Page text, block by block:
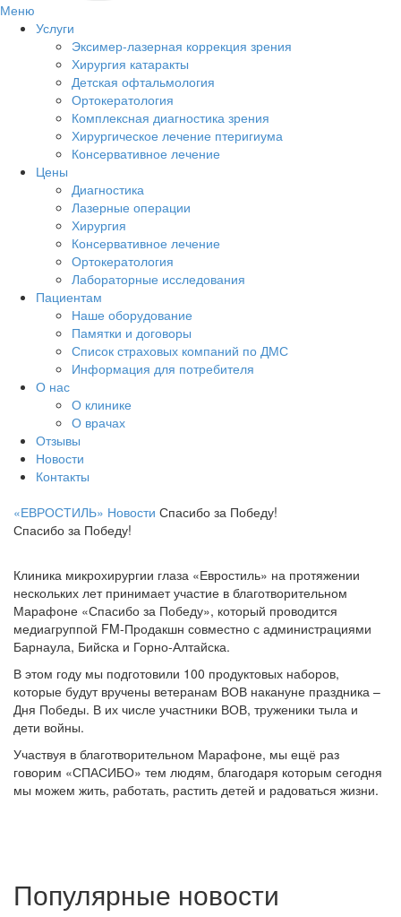
Меню
Услуги
Эксимер-лазерная коррекция зрения
Хирургия катаракты
Детская офтальмология
Ортокератология
Комплексная диагностика зрения
Хирургическое лечение птеригиума
Консервативное лечение
Цены
Диагностика
Лазерные операции
Хирургия
Консервативное лечение
Ортокератология
Лабораторные исследования
Пациентам
Наше оборудование
Памятки и договоры
Список страховых компаний по ДМС
Информация для потребителя
О нас
О клинике
О врачах
Отзывы
Новости
Контакты
«ЕВРОСТИЛЬ» Новости Спасибо за Победу!
Спасибо за Победу!
Клиника микрохирургии глаза «Евростиль» на протяжении
нескольких лет принимает участие в благотворительном
Марафоне «Спасибо за Победу», который проводится
медиагруппой FM-Продакшн совместно с администрациями
Барнаула, Бийска и Горно-Алтайска.
В этом году мы подготовили 100 продуктовых наборов,
которые будут вручены ветеранам ВОВ накануне праздника –
Дня Победы. В их числе участники ВОВ, труженики тыла и
дети войны.⠀
Участвуя в благотворительном Марафоне, мы ещё раз
говорим «СПАСИБО» тем людям, благодаря которым сегодня
мы можем жить, работать, растить детей и радоваться жизни.
Популярные новости